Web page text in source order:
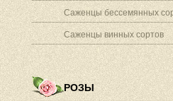
Саженцы бессемянных
Саженцы винных сортов
РОЗЫ